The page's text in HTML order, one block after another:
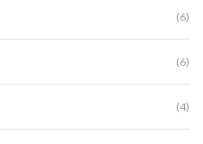
(6)
(6)
(4)